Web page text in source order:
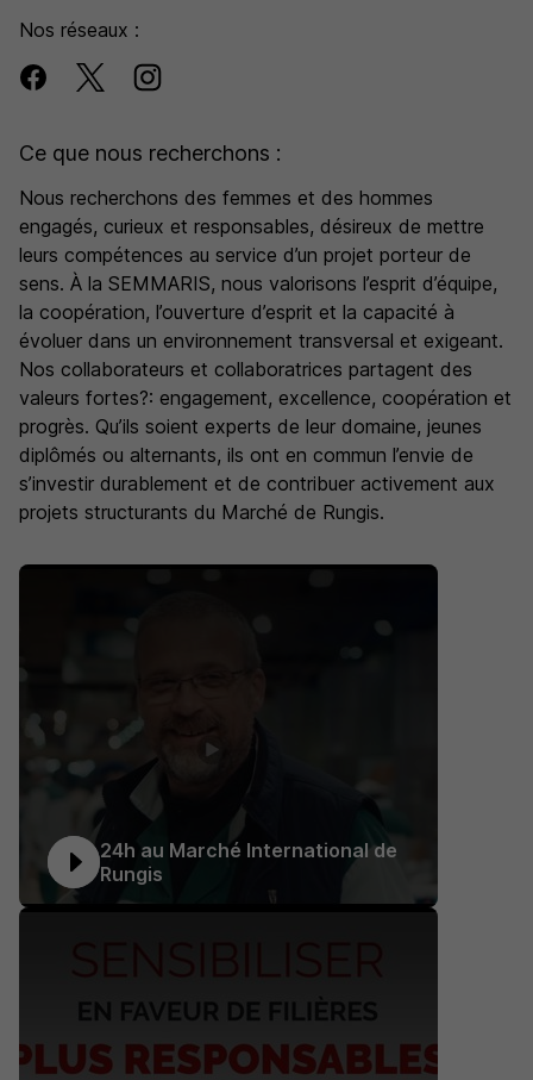
durable et accessible, en garantissant les conditions
nécessaires à l’activité des professionnels qui y opèrent.
une diversité remarquable de produits alimentaires, de
fleurs, de plantes et d’articles de décoration, au
bénéfice d’une large variété d’enseignes et de clients,
des plus modestes aux plus prestigieux.
Nos réseaux :
Ce que nous recherchons :
Nous recherchons des femmes et des hommes
engagés, curieux et responsables, désireux de mettre
leurs compétences au service d’un projet porteur de
sens. À la SEMMARIS, nous valorisons l’esprit d’équipe,
la coopération, l’ouverture d’esprit et la capacité à
évoluer dans un environnement transversal et exigeant.
Nos collaborateurs et collaboratrices partagent des
valeurs fortes?: engagement, excellence, coopération et
progrès. Qu’ils soient experts de leur domaine, jeunes
diplômés ou alternants, ils ont en commun l’envie de
s’investir durablement et de contribuer activement aux
projets structurants du Marché de Rungis.
24h au Marché International de
Rungis